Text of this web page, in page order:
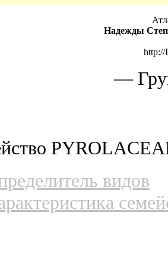
Надежды
http://
—
видов